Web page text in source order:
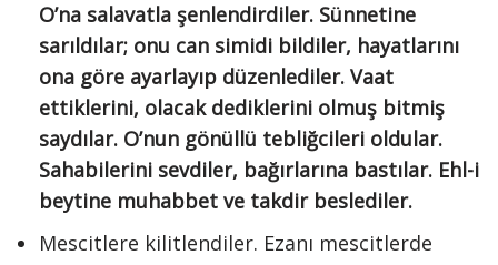
O’na salavatla şenlendirdiler. Sünnetine
sarıldılar; onu can simidi bildiler, hayatlarını
ona göre ayarlayıp düzenlediler. Vaat
ettiklerini, olacak dediklerini olmuş bitmiş
saydılar. O’nun gönüllü tebliğcileri oldular.
Sahabilerini sevdiler, bağırlarına bastılar. Ehl-i
beytine muhabbet ve takdir beslediler.
Mescitlere kilitlendiler. Ezanı mescitlerde